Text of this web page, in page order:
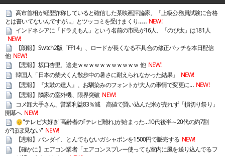
高市首相が経歴詐称していると確信した某映画評論家、「上級公務員試験に合格
とは書いてないんですが…」とツッコミを受けまくり…… NEW!
インドネシアに「ドラえもん」という名前の市民が16人、「のび太」は181人
NEW!
【朗報】Switch2版「FF14」、ロードが長くなる不具合の修正パッチを本日配信
他 NEW!
【悲報】坂口杏里、逃走ｗｗｗｗｗｗｗｗｗｗｗ 他 NEW!
韓国人「日本の柴犬くん散歩中の暑さに耐えられなかった結果」
NEW!
【悲報】『太鼓の達人』、お馴染みのフォントが大人の事情で変更に… NEW!
【悲報】隣家の室外機、限界突破 NEW!
コメ卸大手さん、営業利益83％減 高値で買い込んだ米が売れず「損切り祭り」
開幕へ NEW!
👴"テレビ大好き"高齢者の｢テレビ離れ｣が始まった…10代後半～20代の約7割
が"ほぼ見ない" NEW!
【悲報】バンダイ、とんでもないガシャポンを1500円で販売する NEW!
【確かに】エアコン業者「エアコンスプレー使っても室内に風を送り込んでるフ